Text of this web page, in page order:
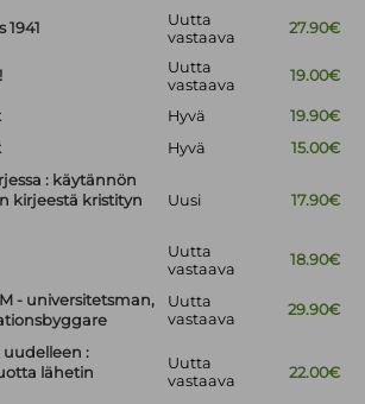
Uutta
vastaava
27.90€
Uutta
vastaava
19.00€
Hyvä
19.90€
Hyvä
15.00€
: käytännön
kirjeestä kristityn
Uusi 17.90€
Uutta
vastaava
18.90€
- universitetsman,
Uutta
vastaava
29.90€
uudelleen :
lähetin
Uutta
vastaava
22.00€